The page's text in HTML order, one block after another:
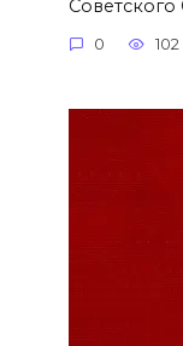
0 102